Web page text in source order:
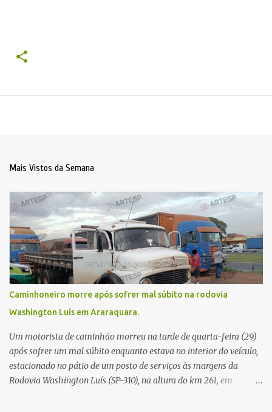
Mais Vistos da Semana
Caminhoneiro morre após sofrer mal súbito na rodovia
Washington Luís em Araraquara.
Um motorista de caminhão morreu na tarde de quarta-feira (29)
após sofrer um mal súbito enquanto estava no interior do veículo,
estacionado no pátio de um posto de serviços às margens da
Rodovia Washington Luís (SP-310), na altura do km 261, em